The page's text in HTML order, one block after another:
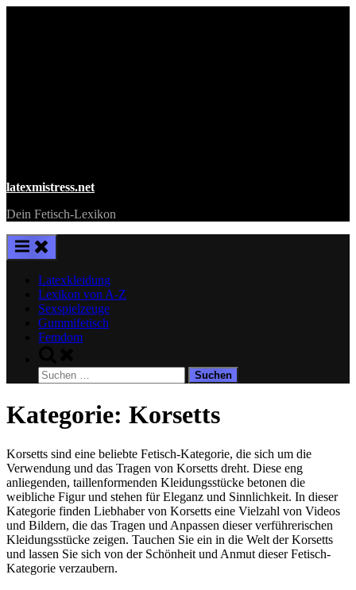
latexmistress.net
Dein Fetisch-Lexikon
Latexkleidung
Lexikon von A-Z
Sexspielzeuge
Gummifetisch
Femdom
search
form
Suchen
nach:
Kategorie: Korsetts
Korsetts sind eine beliebte Fetisch-Kategorie, die sich um die
Verwendung und das Tragen von Korsetts dreht. Diese eng
anliegenden, taillenformenden Kleidungsstücke betonen die
weibliche Figur und stehen für Eleganz und Sinnlichkeit. In dieser
Kategorie finden Liebhaber von Korsetts eine Vielzahl von Videos
und Bildern, die das Tragen und Anpassen dieser verführerischen
Kleidungsstücke zeigen. Tauchen Sie ein in die Welt der Korsetts
und lassen Sie sich von der Schönheit und Anmut dieser Fetisch-
Kategorie verzaubern.